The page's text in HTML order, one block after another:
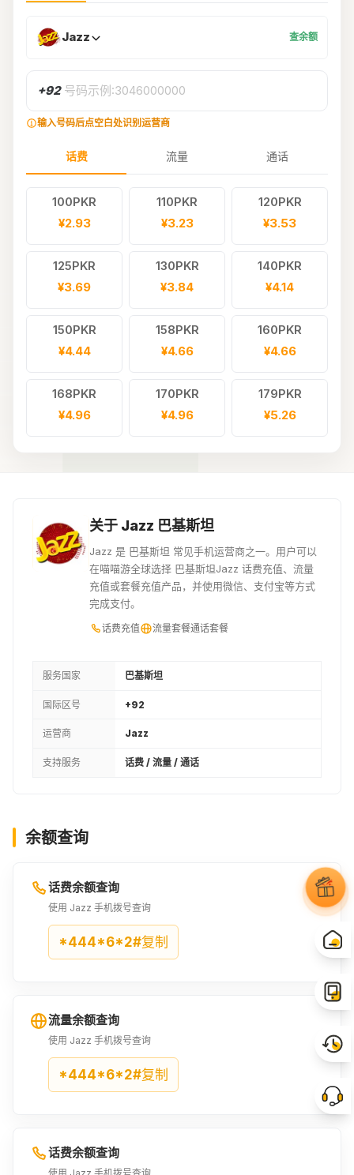
Jazz 查余额
+92 号码示例:3046000000
输入号码后点空白处识别运营商
话费 流量 通话
100PKR
¥2.93
110PKR
¥3.23
120PKR
¥3.53
125PKR
¥3.69
130PKR
¥3.84
140PKR
¥4.14
150PKR
¥4.44
158PKR
¥4.66
160PKR
¥4.66
168PKR
¥4.96
170PKR
¥4.96
179PKR
¥5.26
204PKR
¥6.02
220PKR
¥6.47
¥6.62
230PKR
¥6.77
240PKR
1USD
¥7.3
¥7.45
290PKR
¥8.5
335PKR
360PKR
¥10.53
¥10.98
440PKR
¥12.86
¥12.94
2USD
关于 Jazz 巴基斯坦
Jazz 是 巴基斯坦 常见手机运营商之一。用户可以
在喵喵游全球选择 巴基斯坦Jazz 话费充值、流量
充值或套餐充值产品，并使用微信、支付宝等方式
完成支付。
话费充值 流量套餐通话套餐
服务国家 巴基斯坦
国际区号 +92
运营商 Jazz
支持服务 话费 / 流量 / 通话
余额查询
话费余额查询
使用 Jazz 手机拨号查询
*444*6*2#复制
流量余额查询
使用 Jazz 手机拨号查询
*444*6*2#复制
话费余额查询